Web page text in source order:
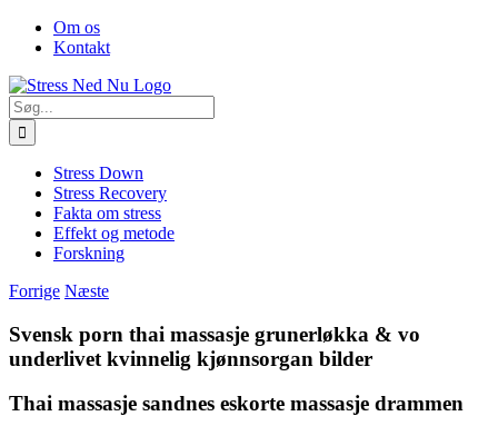
Skip
FacebookOm os
Kontakt
Søg
efter:
Stress Down
Stress Recovery
Fakta om stress
Effekt og metode
Forskning
Forrige Næste
Svensk porn thai massasje grunerløkka & vo
underlivet kvinnelig kjønnsorgan bilder
Thai massasje sandnes eskorte massasje drammen